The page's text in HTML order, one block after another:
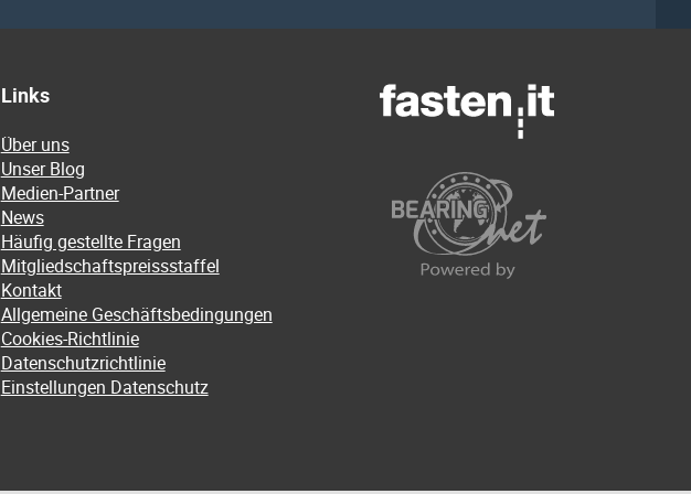
Links
Über uns
Unser Blog
Medien-Partner
News
Häufig gestellte Fragen
Mitgliedschaftspreissstaffel
Kontakt
Allgemeine Geschäftsbedingungen
Cookies-Richtlinie
Datenschutzrichtlinie
Einstellungen Datenschutz